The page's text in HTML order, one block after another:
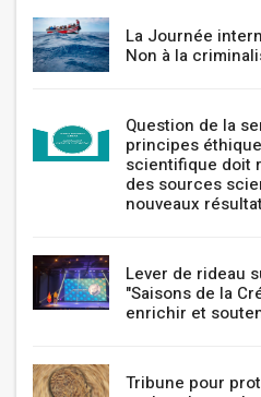
La Journée
Non à la
Question de la
principes
scientifique doit
des sources
nouveaux
Lever de rideau
"Saisons de la
enrichir et
Tribune pour